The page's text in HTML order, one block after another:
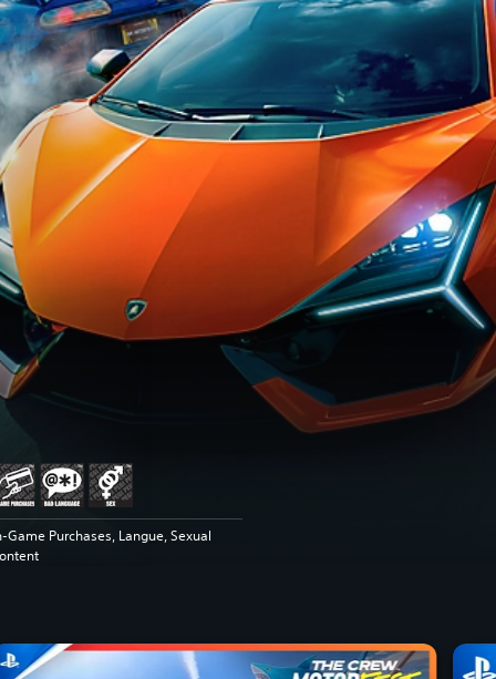
Game Purchases, Langue, Sexual